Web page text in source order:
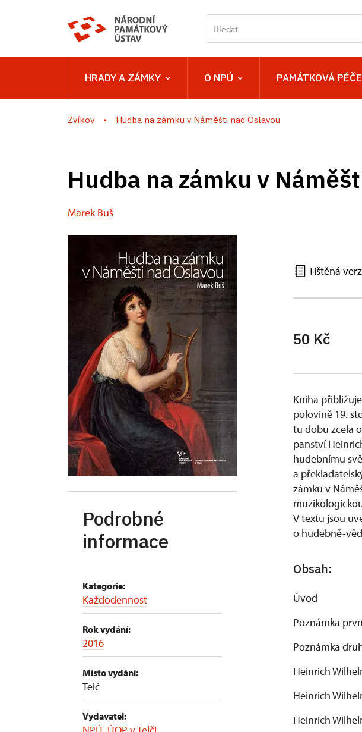
HRADY A ZÁMKY O NPÚ PAMÁTKOVÁ PÉČE
Zvíkov Hudba na zámku v Náměšti nad Oslavou
Hudba na zámku v
Marek Buš
Podrobné
informace
Kategorie:
Každodennost
Rok vydání:
2016
Místo vydání:
Telč
Vydavatel:
Tištěná
50 Kč
Kniha
polovině 19.
tu dobu zcela
panství
hudebnímu
a
zámku v
V textu jsou
o hudebně-
Obsah:
Úvod
Poznámka
Poznámka
Heinrich
Heinrich
Heinrich